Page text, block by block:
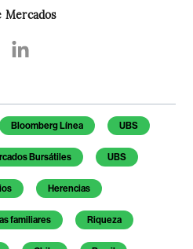
Mercados
Bloomberg Línea UBS
Bursátiles UBS
Herencias
familiares Riqueza